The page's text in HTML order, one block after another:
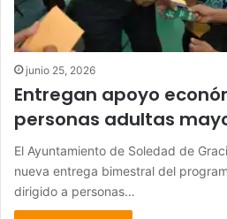
junio 25, 2026
Entregan apoyo
personas adultas
El Ayuntamiento de Soledad de
nueva entrega bimestral del
dirigido a personas…